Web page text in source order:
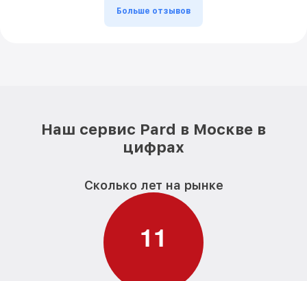
Больше отзывов
Наш сервис Pard в Москве в
цифрах
Сколько лет на рынке
11